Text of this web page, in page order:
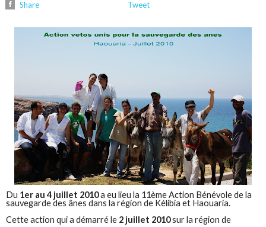
Share Tweet
Du 1er au 4 juillet 2010a eu lieu la 11ème Action Bénévole de la
sauvegarde des ânes dans la région de Kélibia et Haouaria.
Cette action qui a démarré le 2 juillet 2010sur la région de